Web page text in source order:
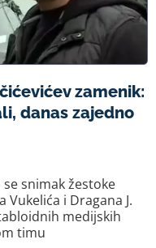
zamenik:
danas zajedno
snimak žestoke
i Dragana J.
medijskih
timu